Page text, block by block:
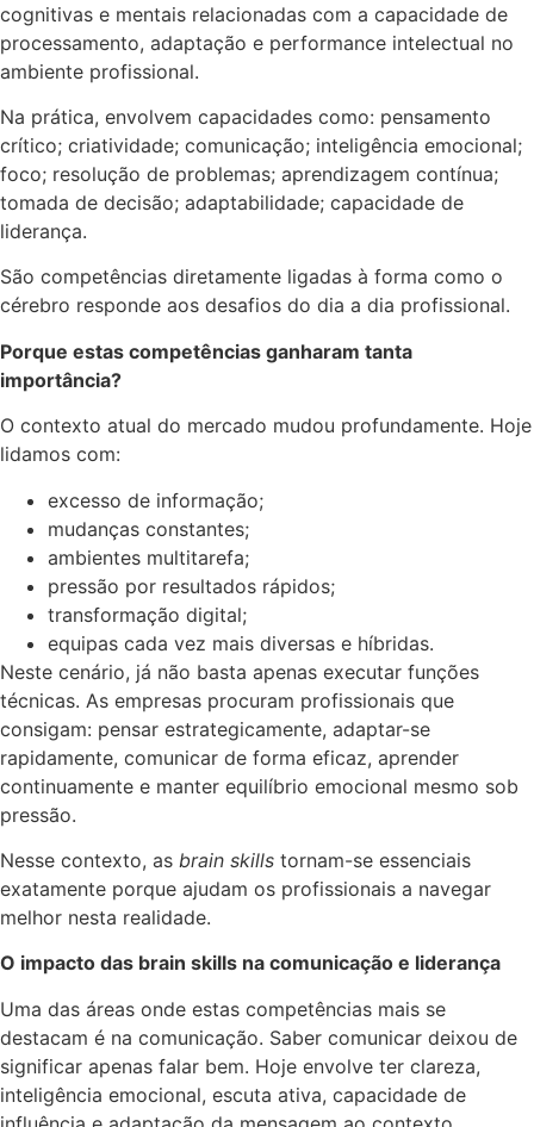
cognitivas e mentais relacionadas com a capacidade de
processamento, adaptação e performance intelectual no
ambiente profissional.
Na prática, envolvem capacidades como: pensamento
crítico; criatividade; comunicação; inteligência emocional;
foco; resolução de problemas; aprendizagem contínua;
tomada de decisão; adaptabilidade; capacidade de
liderança.
São competências diretamente ligadas à forma como o
cérebro responde aos desafios do dia a dia profissional.
Porque estas competências ganharam tanta
importância?
O contexto atual do mercado mudou profundamente. Hoje
lidamos com:
excesso de informação;
mudanças constantes;
ambientes multitarefa;
pressão por resultados rápidos;
transformação digital;
equipas cada vez mais diversas e híbridas.
Neste cenário, já não basta apenas executar funções
técnicas. As empresas procuram profissionais que
consigam: pensar estrategicamente, adaptar-se
rapidamente, comunicar de forma eficaz, aprender
continuamente e manter equilíbrio emocional mesmo sob
pressão.
Nesse contexto, as brain skills tornam-se essenciais
exatamente porque ajudam os profissionais a navegar
melhor nesta realidade.
O impacto das brain skills na comunicação e liderança
Uma das áreas onde estas competências mais se
destacam é na comunicação. Saber comunicar deixou de
significar apenas falar bem. Hoje envolve ter clareza,
inteligência emocional, escuta ativa, capacidade de